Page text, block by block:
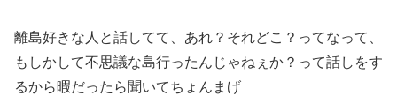
離島好きな人と話してて、あれ？それどこ？ってなって、
もしかして不思議な島行ったんじゃねぇか？って話しをす
るから暇だったら聞いてちょんまげ